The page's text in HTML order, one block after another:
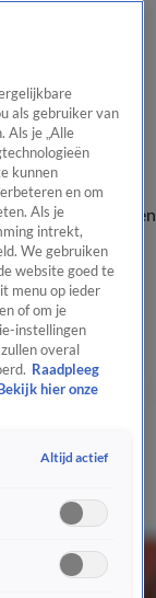
In de
insturen
ShopUitzending
het eten van leguaan:
Wout Weghorst
als gebruiker van
Als je „Alle
kunnen
en om
Als je
intrekt,
We gebruiken
website goed te
menu op ieder
of om je
instellingen
overal
Raadpleeg
Bekijk hier onze
Altijd actief